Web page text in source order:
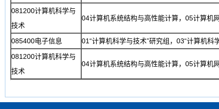
081200计算机科学与
技术
04计算机系统结构与高性能计算，05计算机
085400电子信息
01“计算机科学与技术”研究组，03“计算机科
081200计算机科学与
技术
04计算机系统结构与高性能计算，05计算机